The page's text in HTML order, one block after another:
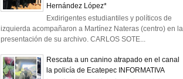
Hernández López*
Exdirigentes estudiantiles y políticos de
izquierda acompañaron a Martínez Nateras (centro) en la
presentación de su archivo. CARLOS SOTE...
Rescata a un canino atrapado en el canal
la policía de Ecatepec INFORMATIVA